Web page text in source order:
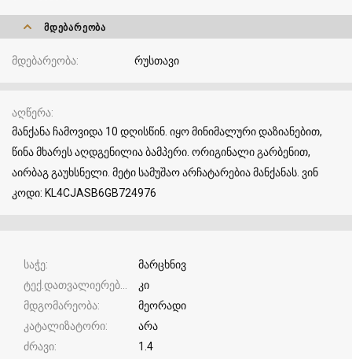
ᲛᲓᲔᲑᲐᲠᲔᲝᲑᲐ
მდებარეობა რუსთავი
აღწერა
მანქანა ჩამოვიდა 10 დღისწინ. იყო მინიმალური დაზიანებით,
წინა მხარეს აღდგენილია ბამპერი. ორიგინალი გარბენით,
აირბაგ გაუხსნელი. მეტი სამუშაო არჩატარებია მანქანას. ვინ
კოდი: KL4CJASB6GB724976
საჭე
მარცხნივ
კი
მდგომარეობა
მეორადი
კატალიზატორი
არა
ძრავი
1.4